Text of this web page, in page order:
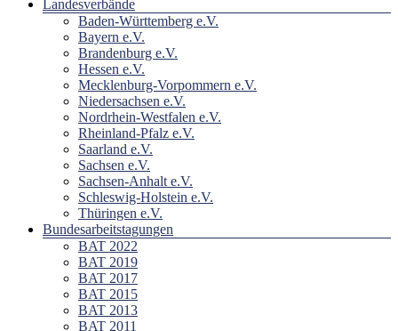
Landesverbände
Baden-Württemberg e.V.
Bayern e.V.
Brandenburg e.V.
Hessen e.V.
Mecklenburg-Vorpommern e.V.
Niedersachsen e.V.
Nordrhein-Westfalen e.V.
Rheinland-Pfalz e.V.
Saarland e.V.
Sachsen e.V.
Sachsen-Anhalt e.V.
Schleswig-Holstein e.V.
Thüringen e.V.
Bundesarbeitstagungen
BAT 2022
BAT 2019
BAT 2017
BAT 2015
BAT 2013
BAT 2011